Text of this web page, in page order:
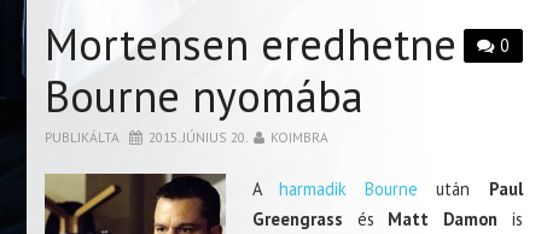
0
Mortensen eredhetne
Bourne nyomába
PUBLIKÁLTA 2015. JÚNIUS 20. KOIMBRA
Aharmadik Bourne után Paul
Greengrass és Matt Damon is